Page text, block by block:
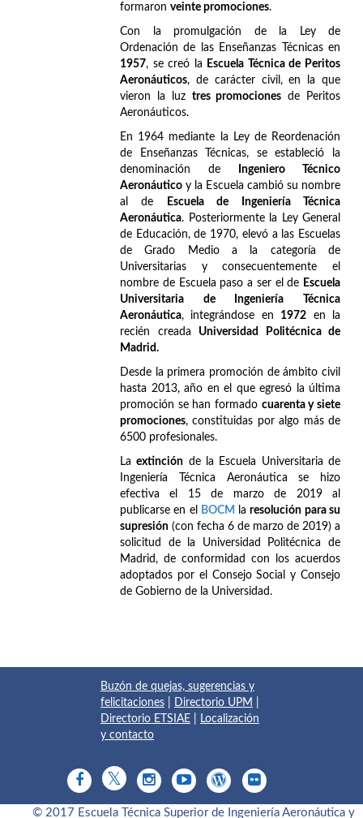
formaron veinte promociones.
Con la promulgación de la Ley de
Ordenación de las Enseñanzas Técnicas en
1957, se creó la
Escuela Técnica de Peritos
Aeronáuticos, de carácter civil, en la que
vieron la luz tres promociones de Peritos
Aeronáuticos.
En 1964 mediante la Ley de Reordenación
de Enseñanzas Técnicas, se estableció la
denominación de
Ingeniero Técnico
Aeronáutico y la Escuela cambió su nombre
al de
Escuela de Ingeniería Técnica
Aeronáutica. Posteriormente la Ley General
de Educación, de 1970, elevó a las Escuelas
de Grado Medio a la categoría de
Universitarias y consecuentemente el
nombre de Escuela paso a ser el de Escuela
Universitaria de Ingeniería Técnica
Aeronáutica, integrándose en 1972 en la
recién creada Universidad Politécnica de
Madrid.
Desde la primera promoción de ámbito civil
hasta 2013, año en el que egresó la última
promoción se han formado cuarenta y siete
promociones, constituidas por algo más de
6500 profesionales.
Laextinción de la Escuela Universitaria de
Ingeniería Técnica Aeronáutica se hizo
efectiva el 15 de marzo de 2019 al
publicarse en el
BOCM laresolución para su
supresión (con fecha 6 de marzo de 2019) a
solicitud de la Universidad Politécnica de
Madrid, de conformidad con los acuerdos
adoptados por el Consejo Social y Consejo
de Gobierno de la Universidad.
Buzón de quejas, sugerencias y
felicitaciones
Directorio UPM
Directorio ETSIAE
Localización
y contacto
© 2017 Escuela Técnica Superior de Ingeniería Aeronáutica y